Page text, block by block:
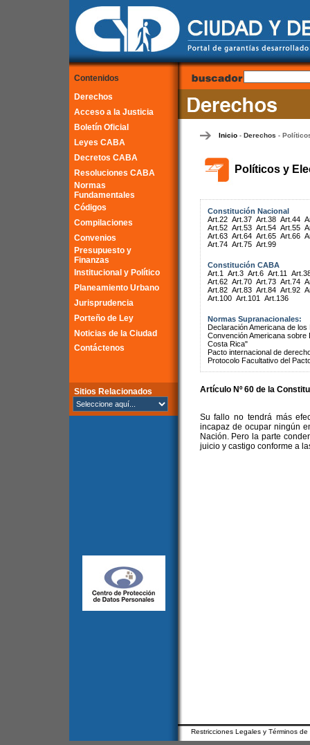
Contenidos
Derechos
Acceso a la Justicia
Boletín Oficial
Leyes CABA
Decretos CABA
Resoluciones CABA
Normas
Fundamentales
Códigos
Compilaciones
Convenios
Presupuesto y
Finanzas
Institucional y Político
Planeamiento Urbano
Jurisprudencia
Porteño de Ley
Noticias de la Ciudad
Contáctenos
Sitios Relacionados
Inicio- Derechos -
Políticos y
Constitución Nacional
Art.22 Art.37 Art.38 Art.44
Art.52 Art.53 Art.54 Art.55
Art.63 Art.64 Art.65 Art.66
Art.74 Art.75 Art.99
Constitución CABA
Art.1
Art.3 Art.6 Art.11
Art.62 Art.70 Art.73 Art.74
Art.82 Art.83 Art.84 Art.92
Art.100 Art.101 Art.136
Normas Supranacionales:
Declaración Americana de
Convención Americana
Costa Rica"
Pacto internacional de
Protocolo Facultativo del
Artículo Nº 60 de la
Su fallo no tendrá más
incapaz de ocupar ningún
Nación. Pero la parte
juicio y castigo conforme a
Restricciones Legales y Términos de